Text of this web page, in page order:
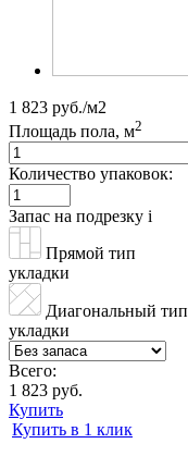
1 823 руб./м2
Площадь пола, м2
Количество упаковок:
Запас на подрезку i
Прямой тип
укладки
Диагональный тип
укладки
Всего:
1 823 руб.
Купить
Купить в 1 клик